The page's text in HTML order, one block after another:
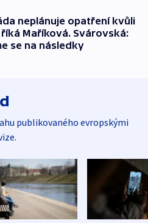
neplánuje opatření kvůli
Maříková. Svárovská:
se na následky
publikovaného evropskými